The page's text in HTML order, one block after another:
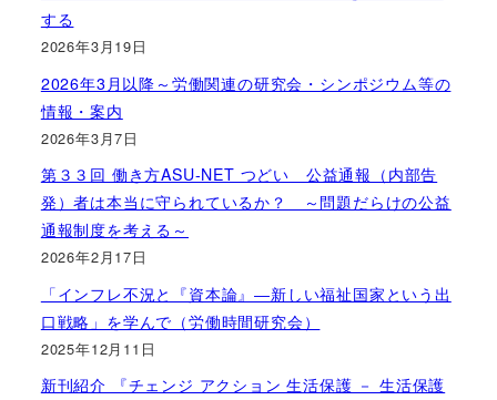
する
2026年3月19日
2026年3月以降～労働関連の研究会・シンポジウム等の
情報・案内
2026年3月7日
第３３回 働き方ASU-NET つどい 公益通報（内部告
発）者は本当に守られているか？ ～問題だらけの公益
通報制度を考える～
2026年2月17日
「インフレ不況と『資本論』―新しい福祉国家という出
口戦略」を学んで（労働時間研究会）
2025年12月11日
新刊紹介 『チェンジ アクション 生活保護 － 生活保護